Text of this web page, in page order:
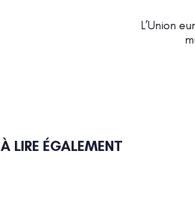
L’Union
À LIRE ÉGALEMENT